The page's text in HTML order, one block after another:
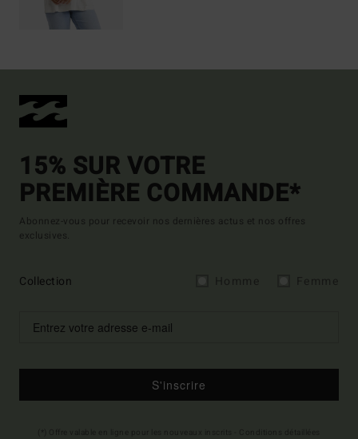
15% SUR VOTRE
PREMIÈRE COMMANDE*
Abonnez-vous pour recevoir nos dernières actus et nos offres
exclusives.
Collection
S'inscrire